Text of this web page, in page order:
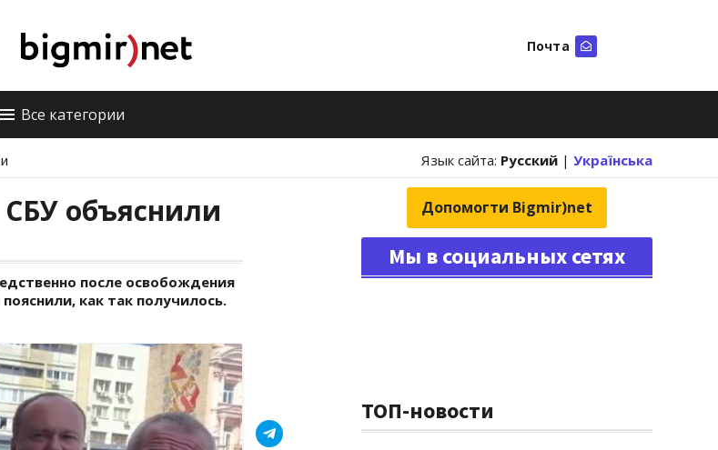
Почта
Все категории
Язык сайта: Русский | Українська
объяснили
после освобождения
как так получилось.
Допомогти Bigmir)net
Мы в социальных сетях
ТОП-новости